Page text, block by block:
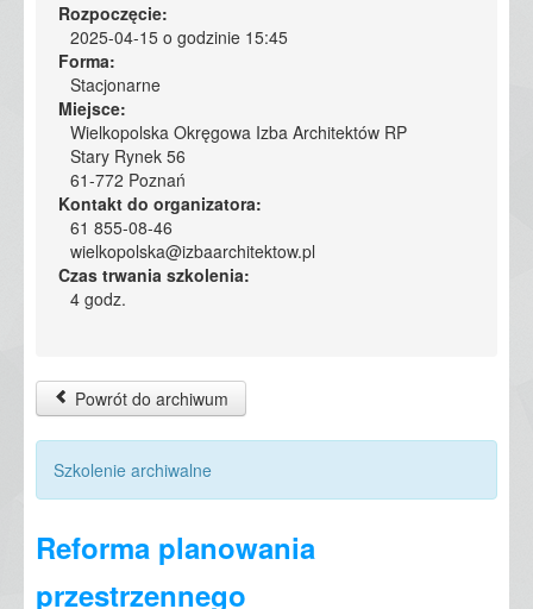
Rozpoczęcie:
2025-04-15 o godzinie 15:45
Forma:
Stacjonarne
Miejsce:
Wielkopolska Okręgowa Izba Architektów RP
Stary Rynek 56
61-772 Poznań
Kontakt do organizatora:
61 855-08-46
wielkopolska@izbaarchitektow.pl
Czas trwania szkolenia:
4 godz.
Powrót do archiwum
Szkolenie archiwalne
Reforma planowania
przestrzennego